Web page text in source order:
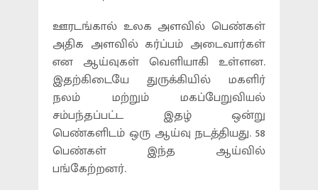
ஊரடங்கால் உலக அளவில் பெண்கள்
அதிக அளவில் கர்ப்பம் அடைவார்கள்
என ஆய்வுகள் வெளியாகி உள்ளன.
இதற்கிடையே துருக்கியில் மகளிர்
நலம் மற்றும் மகப்பேறுவியல்
சம்பந்தப்பட்ட இதழ் ஒன்று
பெண்களிடம் ஒரு ஆய்வு நடத்தியது. 58
பெண்கள் இந்த ஆய்வில்
பங்கேற்றனர்.